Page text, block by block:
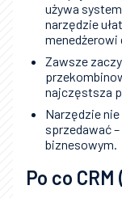
używa
narzędzie
menedżerowi
Zawsze
najczęstsza
Narzędzie
sprzedawać
biznesowym.
Po co